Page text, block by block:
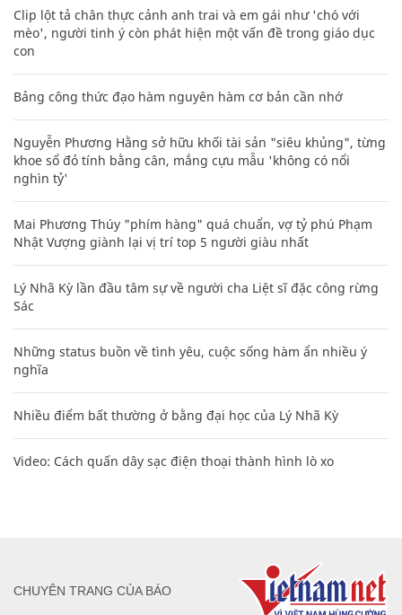
Clip lột tả chân thực cảnh anh trai và em gái như 'chó với
mèo', người tinh ý còn phát hiện một vấn đề trong giáo dục
con
Bảng công thức đạo hàm nguyên hàm cơ bản cần nhớ
Nguyễn Phương Hằng sở hữu khối tài sản "siêu khủng", từng
khoe sổ đỏ tính bằng cân, mắng cựu mẫu 'không có nổi
nghìn tỷ'
Mai Phương Thúy "phím hàng" quá chuẩn, vợ tỷ phú Phạm
Nhật Vượng giành lại vị trí top 5 người giàu nhất
Lý Nhã Kỳ lần đầu tâm sự về người cha Liệt sĩ đặc công rừng
Sác
Những status buồn về tình yêu, cuộc sống hàm ẩn nhiều ý
nghĩa
Nhiều điểm bất thường ở bằng đại học của Lý Nhã Kỳ
Video: Cách quấn dây sạc điện thoại thành hình lò xo
CHUYÊN TRANG CỦA BÁO